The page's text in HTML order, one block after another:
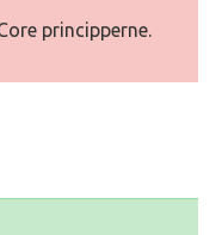
principperne.